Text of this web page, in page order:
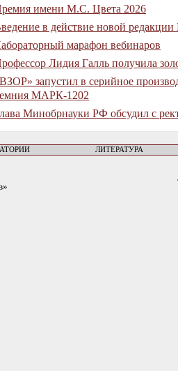
имени М.С. Цвета 2026
в действие новой
марафон вебинаров
Лидия Галль получила
запустил в серийное
МАРК-1202
Минобрнауки РФ обсудил с
ЛИТЕРАТУРА